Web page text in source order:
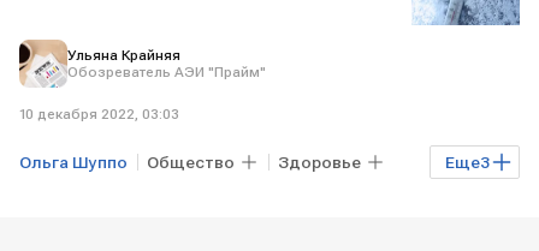
Ульяна Крайняя
Обозреватель АЭИ "Прайм"
10 декабря 2022, 03:03
Еще3
Ольга Шуппо Общество Здоровье